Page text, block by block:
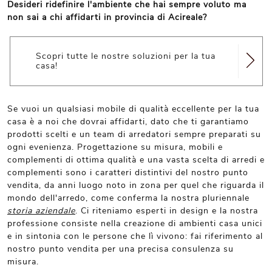
Desideri ridefinire l'ambiente che hai sempre voluto ma
non sai a chi affidarti in provincia di Acireale?
Scopri tutte le nostre soluzioni per la tua
casa!
Se vuoi un qualsiasi mobile di qualità eccellente per la tua
casa è a noi che dovrai affidarti, dato che ti garantiamo
prodotti scelti e un team di arredatori sempre preparati su
ogni evenienza. Progettazione su misura, mobili e
complementi di ottima qualità e una vasta scelta di arredi e
complementi sono i caratteri distintivi del nostro punto
vendita, da anni luogo noto in zona per quel che riguarda il
mondo dell'arredo, come conferma la nostra pluriennale
storia aziendale. Ci riteniamo esperti in design e la nostra
professione consiste nella creazione di ambienti casa unici
e in sintonia con le persone che lì vivono: fai riferimento al
nostro punto vendita per una precisa consulenza su
misura.